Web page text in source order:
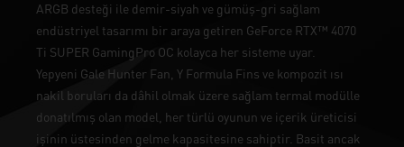
ARGB desteği ile demir-siyah ve gümüş-gri sağlam
endüstriyel tasarımı bir araya getiren GeForce RTX™ 4070
Ti SUPER GamingPro OC kolayca her sisteme uyar.
Yepyeni Gale Hunter Fan, Y Formula Fins ve kompozit ısı
nakil boruları da dâhil olmak üzere sağlam termal modülle
donatılmış olan model, her türlü oyunun ve içerik üreticisi
işinin üstesinden gelme kapasitesine sahiptir. Basit ancak